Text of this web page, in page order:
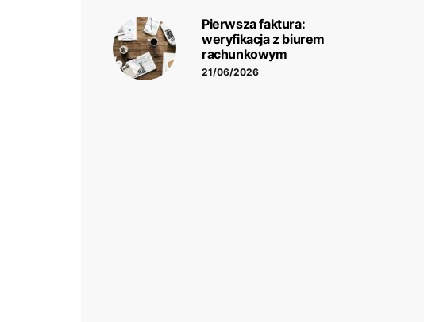
Pierwsza faktura:
weryfikacja z biurem
rachunkowym
21/06/2026